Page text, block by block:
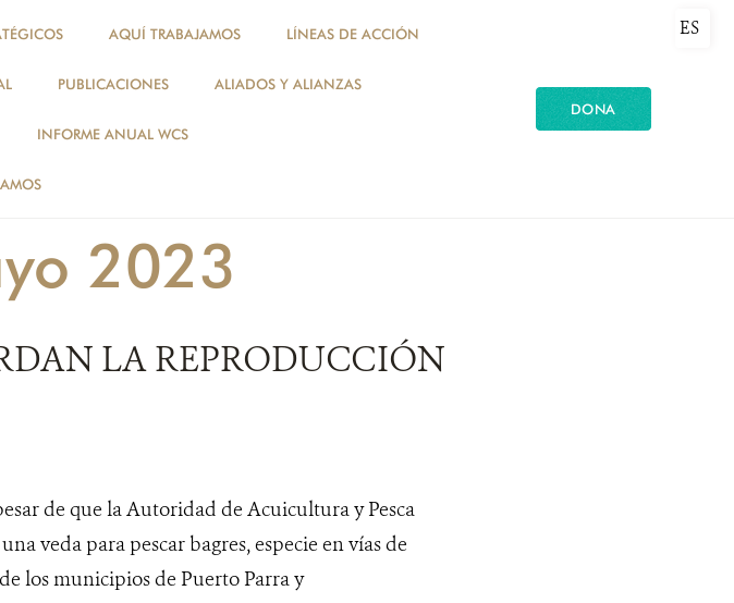
AQUÍ TRABAJAMOS LÍNEAS DE ACCIÓN
PUBLICACIONES ALIADOS Y ALIANZAS
INFORME ANUAL WCS
DONA
ES
2023
LA REPRODUCCIÓN
de que la Autoridad de Acuicultura y Pesca
veda para pescar bagres, especie en vías de
los municipios de Puerto Parra y